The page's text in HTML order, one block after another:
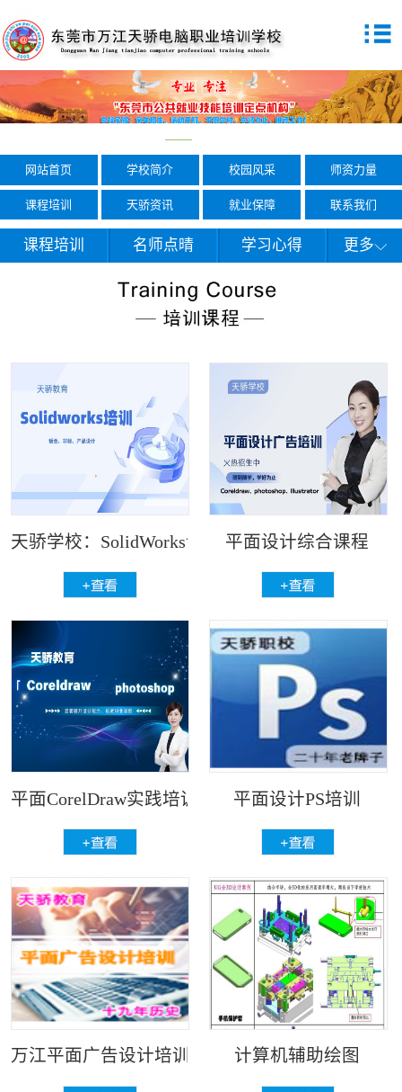
网站首页 学校简介 校园风采 师资力量
课程培训 天骄资讯 就业保障 联系我们
课程培训 名师点晴 学习心得 更多
天骄学校：SolidWorks设计与钣金拆平面设计综合课程
平面CorelDraw实践培训 平面设计PS培训
万江平面广告设计培训 计算机辅助绘图